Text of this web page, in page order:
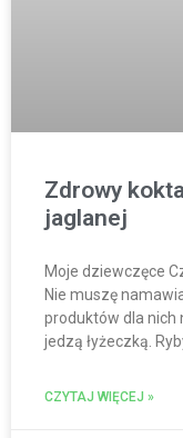
Zdrowy
jaglanej
Moje dziewczęce
Nie muszę
produktów dla nich
jedzą łyżeczką.
CZYTAJ WIĘCEJ »